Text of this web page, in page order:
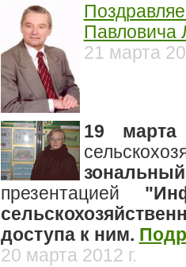
Павловича
21 марта
19
презентацией
доступа к ним.
20 марта 2012 г.